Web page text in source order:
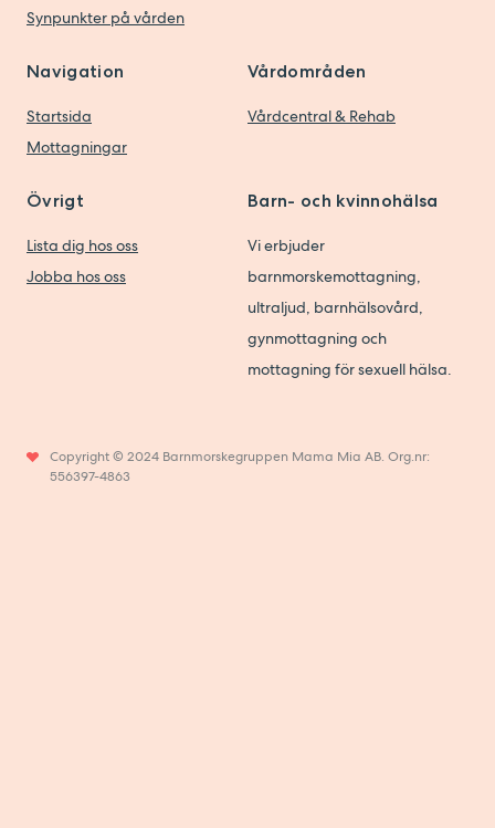
Synpunkter på vården
Navigation
Startsida
Mottagningar
Vårdområden
Vårdcentral & Rehab
Övrigt
Lista dig hos oss
Jobba hos oss
Barn- och kvinnohälsa
Vi erbjuder
barnmorskemottagning,
ultraljud, barnhälsovård,
gynmottagning och
mottagning för sexuell hälsa.
Copyright © 2024 Barnmorskegruppen Mama Mia AB. Org.nr:
556397-4863